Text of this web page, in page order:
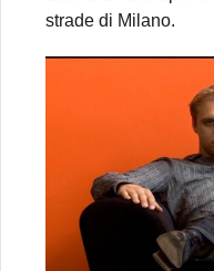
strade di Milano.